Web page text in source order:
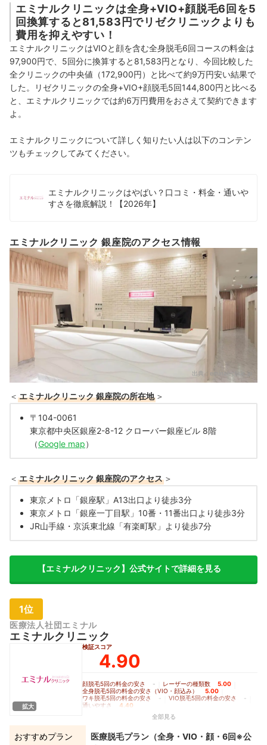
エミナルクリニックは全身+VIO+顔脱毛6回を5
回換算すると81,583円でリゼクリニックよりも
費用を抑えやすい！
エミナルクリニックはVIOと顔を含む全身脱毛6回コースの料金は
97,900円で、5回分に換算すると81,583円となり、今回比較した
全クリニックの中央値（172,900円）と比べて約9万円安い結果で
した。リゼクリニックの全身+VIO+顔脱毛5回144,800円と比べる
と、エミナルクリニックでは約6万円費用をおさえて契約できます
よ。
エミナルクリニックについて詳しく知りたい人は以下のコンテン
ツもチェックしてみてください。
エミナルクリニックはやばい？口コミ・料金・通いや
すさを徹底解説！【2026年】
エミナルクリニック 銀座院のアクセス情報
出典： eminal-clinic.jp
＜ エミナルクリニック 銀座院の所在地 ＞
〒104-0061
東京都中央区銀座2-8-12 クローバー銀座ビル 8階
（Google map）
＜ エミナルクリニック 銀座院のアクセス ＞
東京メトロ「銀座駅」A13出口より徒歩3分
東京メトロ「銀座一丁目駅」10番・11番出口より徒歩3分
JR山手線・京浜東北線「有楽町駅」より徒歩7分
【エミナルクリニック】公式サイトで詳細を見る
1位
医療法人社団エミナル
エミナルクリニック
拡大
検証スコア
4.90
顔脱毛5回の料金の安さ - レーザーの種類数 5.00
全身脱毛5回の料金の安さ（VIO・顔込み） 5.00
ワキ脱毛5回の料金の安さ - VIO脱毛5回の料金の安さ -
通いやすさ
4.40
全部見る
おすすめプラン
医療脱毛プラン（全身・VIO・顔・6回※公